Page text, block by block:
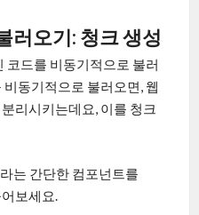
러오기: 청크 생성
코드를 비동기적으로 불러
동기적으로 불러오면, 웹
리시키는데요, 이를 청크
는 간단한 컴포넌트를
보세요.